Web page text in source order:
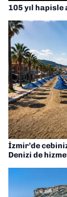
105 yıl
İzmir’de
Denizi de